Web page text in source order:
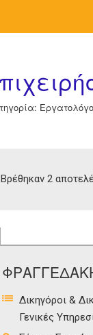
Βρέθηκαν 2
Δικηγόροι &
Γενικές